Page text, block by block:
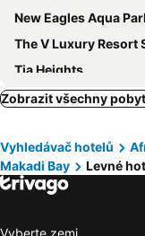
New Eagles Aqua
The V Luxury Resort Sahl
Tia Heights
Calimera Blend
Premier Le Reve
SRNTY Sahl
Golden 5 City
Viva Blue And Diving
Zobrazit všechny
Vyhledávač hotelů
Makadi Bay
Levné
Vyberte zemi